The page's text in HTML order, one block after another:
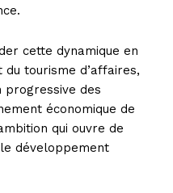
cette dynamique en
tourisme d’affaires,
progressive des
économique de
qui ouvre de
développement